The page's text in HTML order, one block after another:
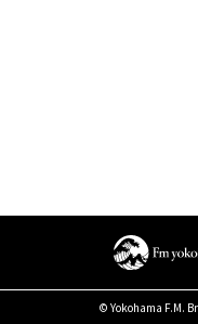
© Yokohama F.M.